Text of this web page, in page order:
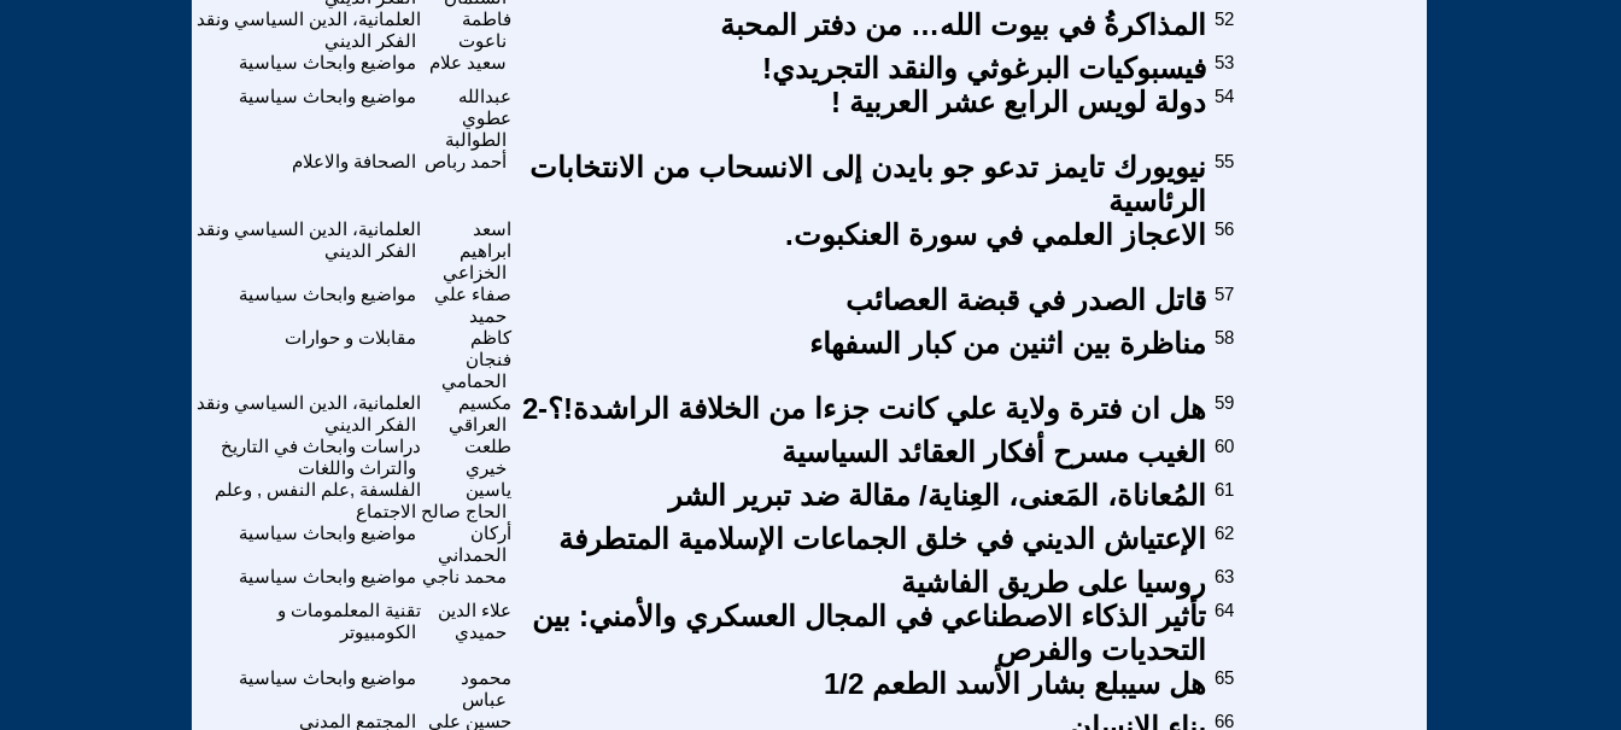
العلمانية، الدين السياسي ونقد
الفكر الديني
فاطمة
ناعوت
المذاكرةُ في بيوت الله… من دفتر المحبة 52
مواضيع وابحاث سياسية سعيد علام فيسبوكيات البرغوثي والنقد التجريدي! 53
مواضيع وابحاث سياسية
عبدالله
عطوي
الطوالبة
دولة لويس الرابع عشر العربية ! 54
الصحافة والاعلام أحمد رباص
نيويورك تايمز تدعو جو بايدن إلى الانسحاب من الانتخابات
الرئاسية
55
العلمانية، الدين السياسي ونقد
الفكر الديني
اسعد
ابراهيم
الخزاعي
الاعجاز العلمي في سورة العنكبوت. 56
مواضيع وابحاث سياسية
صفاء علي
حميد
قاتل الصدر في قبضة العصائب 57
مقابلات و حوارات
كاظم
فنجان
الحمامي
مناظرة بين اثنين من كبار السفهاء 58
العلمانية، الدين السياسي ونقد
الفكر الديني
مكسيم
العراقي
هل ان فترة ولاية علي كانت جزءا من الخلافة الراشدة!؟-2 59
دراسات وابحاث في التاريخ
والتراث واللغات
طلعت
خيري
الغيب مسرح أفكار العقائد السياسية 60
الفلسفة ,علم النفس , وعلم
الاجتماع
ياسين
الحاج صالح
المُعاناة، المَعنى، العِناية/ مقالة ضد تبرير الشر 61
مواضيع وابحاث سياسية
أركان
الحمداني
الإعتياش الديني في خلق الجماعات الإسلامية المتطرفة 62
مواضيع وابحاث سياسية محمد ناجي روسيا على طريق الفاشية 63
تقنية المعلمومات و
الكومبيوتر
علاء الدين
حميدي
تأثير الذكاء الاصطناعي في المجال العسكري والأمني: بين
التحديات والفرص
64
مواضيع وابحاث سياسية
محمود
عباس
هل سيبلع بشار الأسد الطعم 1/2 65
المجتمع المدني حسين علي 66